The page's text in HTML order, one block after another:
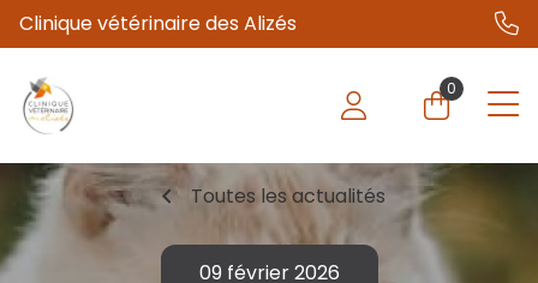
Clinique vétérinaire des Alizés
0
chevron_left Toutes les actualités
09 février 2026